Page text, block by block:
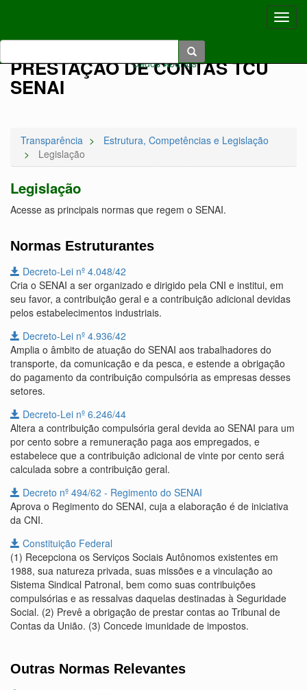
Acessibilidade:
Para O
Para
A+ | A- | | |
Dados Abertos
PRESTAÇÃO DE CONTAS TCU
SENAI
Transparência
Estrutura, Competências e Legislação
Legislação
Legislação
Acesse as principais normas que regem o SENAI.
Normas Estruturantes
Decreto-Lei nº 4.048/42
Cria o SENAI a ser organizado e dirigido pela CNI e institui, em
seu favor, a contribuição geral e a contribuição adicional devidas
pelos estabelecimentos industriais.
Decreto-Lei nº 4.936/42
Amplia o âmbito de atuação do SENAI aos trabalhadores do
transporte, da comunicação e da pesca, e estende a obrigação
do pagamento da contribuição compulsória as empresas desses
setores.
Decreto-Lei nº 6.246/44
Altera a contribuição compulsória geral devida ao SENAI para um
por cento sobre a remuneração paga aos empregados, e
estabelece que a contribuição adicional de vinte por cento será
calculada sobre a contribuição geral.
Decreto nº 494/62 - Regimento do SENAI
Aprova o Regimento do SENAI, cuja a elaboração é de iniciativa
da CNI.
Constituição Federal
(1) Recepciona os Serviços Sociais Autônomos existentes em
1988, sua natureza privada, suas missões e a vinculação ao
Sistema Sindical Patronal, bem como suas contribuições
compulsórias e as ressalvas daquelas destinadas à Seguridade
Social. (2) Prevê a obrigação de prestar contas ao Tribunal de
Contas da União. (3) Concede imunidade de impostos.
Outras Normas Relevantes